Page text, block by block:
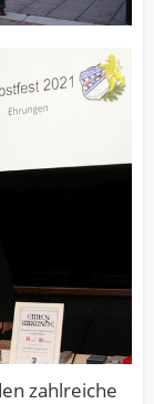
zahlreiche